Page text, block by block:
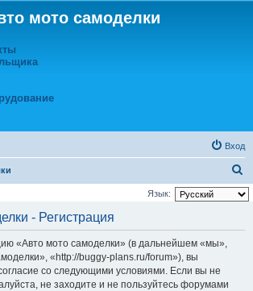
мото самоделки
Вход
о
Язык:
- Регистрация
«Авто мото самоделки» (в дальнейшем «мы»,
«http://buggy-plans.ru/forum»), вы
со следующими условиями. Если вы не
не заходите и не пользуйтесь форумами